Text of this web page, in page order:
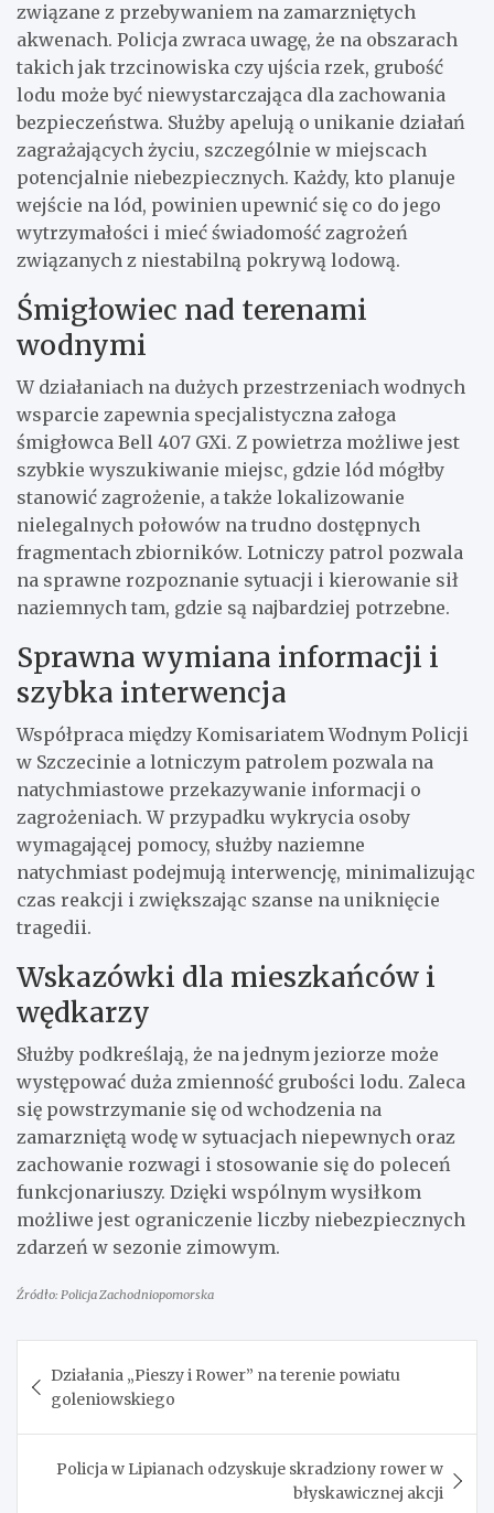
związane z przebywaniem na zamarzniętych
akwenach. Policja zwraca uwagę, że na obszarach
takich jak trzcinowiska czy ujścia rzek, grubość
lodu może być niewystarczająca dla zachowania
bezpieczeństwa. Służby apelują o unikanie działań
zagrażających życiu, szczególnie w miejscach
potencjalnie niebezpiecznych. Każdy, kto planuje
wejście na lód, powinien upewnić się co do jego
wytrzymałości i mieć świadomość zagrożeń
związanych z niestabilną pokrywą lodową.
Śmigłowiec nad terenami
wodnymi
W działaniach na dużych przestrzeniach wodnych
wsparcie zapewnia specjalistyczna załoga
śmigłowca Bell 407 GXi. Z powietrza możliwe jest
szybkie wyszukiwanie miejsc, gdzie lód mógłby
stanowić zagrożenie, a także lokalizowanie
nielegalnych połowów na trudno dostępnych
fragmentach zbiorników. Lotniczy patrol pozwala
na sprawne rozpoznanie sytuacji i kierowanie sił
naziemnych tam, gdzie są najbardziej potrzebne.
Sprawna wymiana informacji i
szybka interwencja
Współpraca między Komisariatem Wodnym Policji
w Szczecinie a lotniczym patrolem pozwala na
natychmiastowe przekazywanie informacji o
zagrożeniach. W przypadku wykrycia osoby
wymagającej pomocy, służby naziemne
natychmiast podejmują interwencję, minimalizując
czas reakcji i zwiększając szanse na uniknięcie
tragedii.
Wskazówki dla mieszkańców i
wędkarzy
Służby podkreślają, że na jednym jeziorze może
występować duża zmienność grubości lodu. Zaleca
się powstrzymanie się od wchodzenia na
zamarzniętą wodę w sytuacjach niepewnych oraz
zachowanie rozwagi i stosowanie się do poleceń
funkcjonariuszy. Dzięki wspólnym wysiłkom
możliwe jest ograniczenie liczby niebezpiecznych
zdarzeń w sezonie zimowym.
Źródło: Policja Zachodniopomorska
wpisu
Działania „Pieszy i Rower” na terenie powiatu
goleniowskiego
Policja w Lipianach odzyskuje skradziony rower w
błyskawicznej akcji